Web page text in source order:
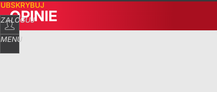
ZALOGUJ
MENU
OPINIE